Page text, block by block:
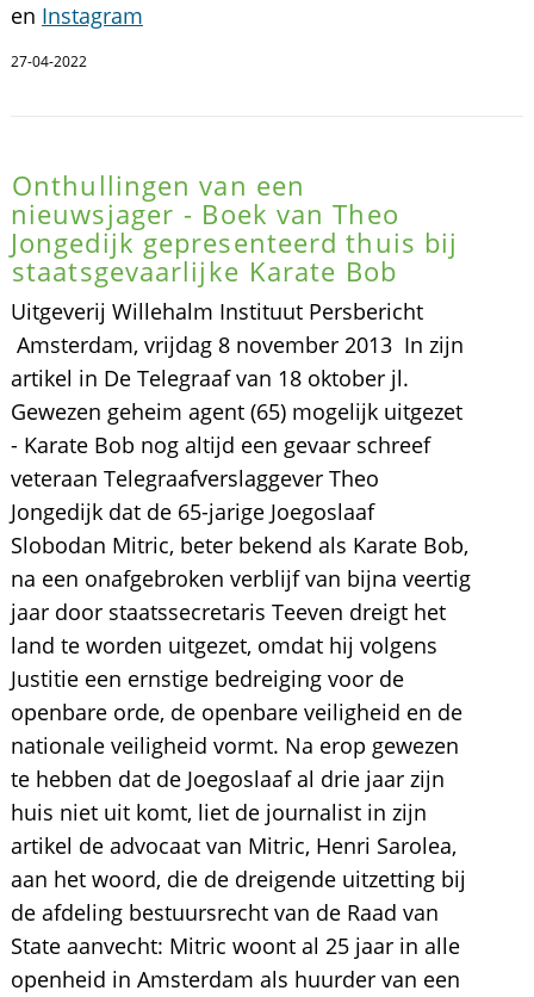
en Instagram
27-04-2022
Onthullingen van een
nieuwsjager - Boek van Theo
Jongedijk gepresenteerd thuis bij
staatsgevaarlijke Karate Bob
Uitgeverij Willehalm Instituut Persbericht
Amsterdam, vrijdag 8 november 2013  In zijn
artikel in De Telegraaf van 18 oktober jl.
Gewezen geheim agent (65) mogelijk uitgezet
- Karate Bob nog altijd een gevaar schreef
veteraan Telegraafverslaggever Theo
Jongedijk dat de 65-jarige Joegoslaaf
Slobodan Mitric, beter bekend als Karate Bob,
na een onafgebroken verblijf van bijna veertig
jaar door staatssecretaris Teeven dreigt het
land te worden uitgezet, omdat hij volgens
Justitie een ernstige bedreiging voor de
openbare orde, de openbare veiligheid en de
nationale veiligheid vormt. Na erop gewezen
te hebben dat de Joegoslaaf al drie jaar zijn
huis niet uit komt, liet de journalist in zijn
artikel de advocaat van Mitric, Henri Sarolea,
aan het woord, die de dreigende uitzetting bij
de afdeling bestuursrecht van de Raad van
State aanvecht: Mitric woont al 25 jaar in alle
openheid in Amsterdam als huurder van een